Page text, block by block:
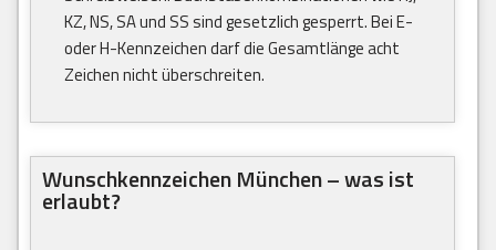
KZ, NS, SA und SS sind gesetzlich gesperrt. Bei E-
oder H-Kennzeichen darf die Gesamtlänge acht
Zeichen nicht überschreiten.
Wunschkennzeichen München – was ist
erlaubt?